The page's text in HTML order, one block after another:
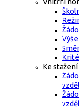
Vnitřní
Ke stažení